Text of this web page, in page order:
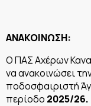
ΑΝΑΚΟΙΝΩΣΗ:
Ο ΠΑΣ Αχέρων
να ανακοινώσει
ποδοσφαιριστή
περίοδο 2025/26.